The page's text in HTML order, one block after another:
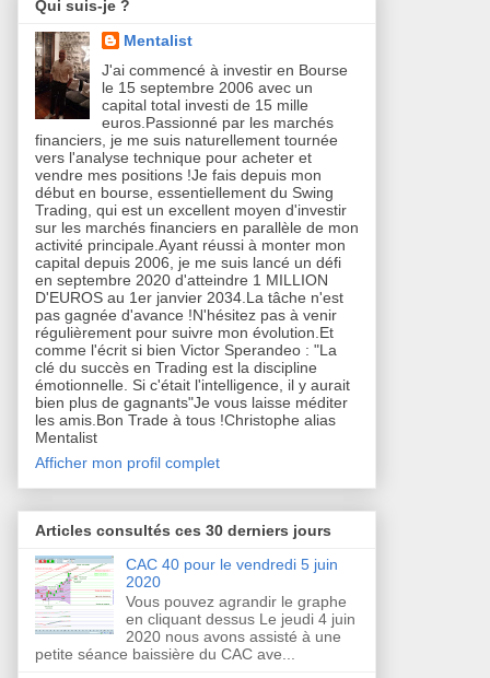
Qui suis-je ?
Mentalist
J'ai commencé à investir en Bourse
le 15 septembre 2006 avec un
capital total investi de 15 mille
euros.Passionné par les marchés
financiers, je me suis naturellement tournée
vers l'analyse technique pour acheter et
vendre mes positions !Je fais depuis mon
début en bourse, essentiellement du Swing
Trading, qui est un excellent moyen d'investir
sur les marchés financiers en parallèle de mon
activité principale.Ayant réussi à monter mon
capital depuis 2006, je me suis lancé un défi
en septembre 2020 d'atteindre 1 MILLION
D'EUROS au 1er janvier 2034.La tâche n'est
pas gagnée d'avance !N'hésitez pas à venir
régulièrement pour suivre mon évolution.Et
comme l'écrit si bien Victor Sperandeo : "La
clé du succès en Trading est la discipline
émotionnelle. Si c'était l'intelligence, il y aurait
bien plus de gagnants"Je vous laisse méditer
les amis.Bon Trade à tous !Christophe alias
Mentalist
Afficher mon profil complet
Articles consultés ces 30 derniers jours
CAC 40 pour le vendredi 5 juin
2020
Vous pouvez agrandir le graphe
en cliquant dessus Le jeudi 4 juin
2020 nous avons assisté à une
petite séance baissière du CAC ave...